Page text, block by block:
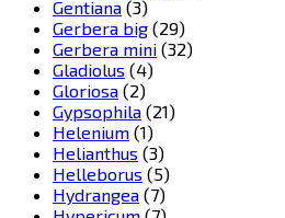
Gentiana (3)
Gerbera big (29)
Gerbera mini (32)
Gladiolus (4)
Gloriosa (2)
Gypsophila (21)
Helenium (1)
Helianthus (3)
Helleborus (5)
Hydrangea (7)